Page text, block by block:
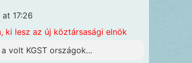
17:26
ki lesz az új köztársasági elnök
volt KGST országok...